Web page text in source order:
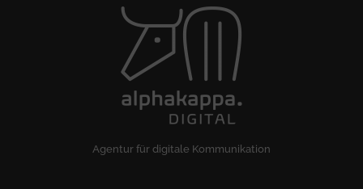
Agentur für digitale Kommunikation